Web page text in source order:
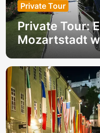
Private Tour
Private Tour:
Mozartstadt